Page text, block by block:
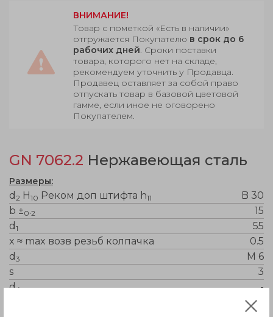
ВНИМАНИЕ!
Товар с пометкой «Есть в наличии»
отгружается Покупателю в срок до 6
рабочих дней. Сроки поставки
товара, которого нет на складе,
рекомендуем уточнить у Продавца.
Продавец оставляет за собой право
отпускать товар в базовой цветовой
гамме, если иное не оговорено
Покупателем.
GN 7062.2 Нержавеющая сталь
Размеры:
d 2 H10 Реком доп штифта h11
B 30
b ±0.2
15
d 1
55
x ≈ max возв резьб колпачка
0.5
d 3
M 6
s
3
d4
-
5.5